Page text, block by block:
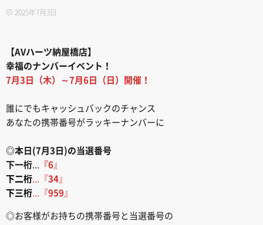
2025年7月3日
【AVハーツ納屋橋店】
幸福のナンバーイベント！
7月3日（木）～7月6日（日）開催！
誰にでもキャッシュバックのチャンス
あなたの携帯番号がラッキーナンバーに
◎本日(7月3日)の当選番号
下一桁... 『6 』
下二桁...『34 』
下三桁...『959 』
◎お客様がお持ちの携帯番号と当選番号の